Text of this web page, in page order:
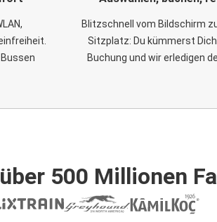
Blitzschnell vom Bildschirm
Sitzplatz: Du kümmerst
Buchung und wir erledigen
500 Millionen